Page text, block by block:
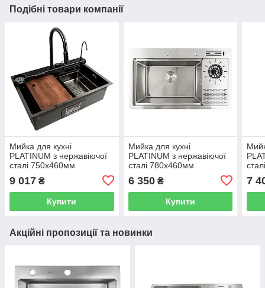
Подібні товари компанії
Мийка для кухні
PLATINUM з нержавіючої
сталі 750x460мм
PLS-A41259
9 017 ₴
Купити
Мийка для кухні
PLATINUM з нержавіючої
сталі 780x460мм
A41337
6 350₴
Купити
7
Акційні пропозиції та новинки